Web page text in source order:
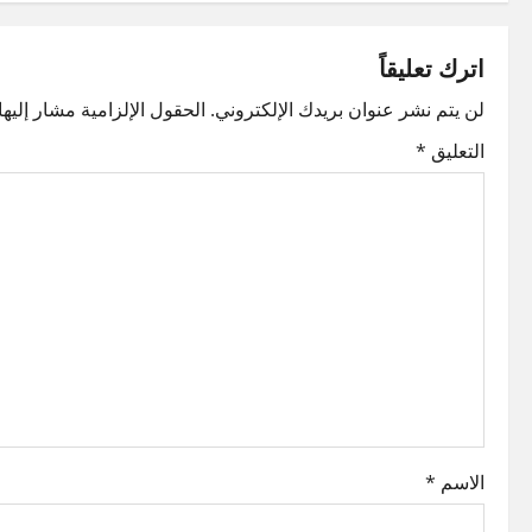
s
t
n
a
i
اترك تعليقاً
لن يتم نشر عنوان بريدك الإلكتروني. الحقول الإلزامية مشار
التعليق *
الاسم *